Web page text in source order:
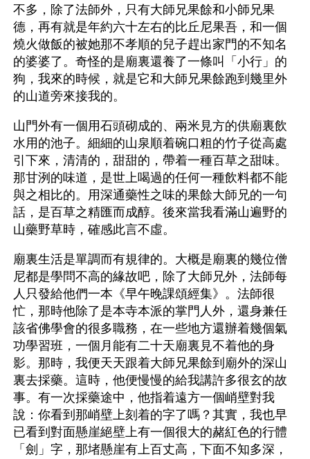
不多，除了法師外，只有大師兄果餘和小師兄果
德，再有就是年約六十左右的比丘尼果吾，和一個
燒火做飯的被她那不孝順的兒子趕出家門的不知名
的婆婆了。奇怪的是廟裏還養了一條叫「小行」的
狗，我來的時候，就是它和大師兄果餘跑到幾里外
的山道旁來接我的。
山門外有一個用石頭砌成的、兩米見方的供廟裏飲
水用的池子。細細的山泉順着碗口粗的竹子從高處
引下來，清清的，甜甜的，帶着一種百草之甜味。
那甘洌的味道，是世上喝過的任何一種飲料都不能
與之相比的。用深通藥性之味的果餘大師兄的一句
話，是百草之精匯而成醇。後來當我看滿山遍野的
山藥野草時，確感此言不虛。
廟裏生活是單調而有規律的。大概是廟裏的幾位僧
尼都是學問不高的緣故吧，除了大師兄外，法師每
人只發給他們一本《早午晚課頌經集》。法師很
忙，那時他除了是本寺本派的掌門人外，還身兼任
該省佛學會的很多職務，在一些地方還辦着幾個氣
功學習班，一個月能有二十天廟裏見不着他的身
影。那時，我便天天跟着大師兄果餘到廟外的深山
裏去採藥。這時，他便慢慢的給我講許多很玄的故
事。有一次採藥途中，他指着遠方一個峭壁對我
說：你看到那峭壁上刻着的字了嗎？其實，我也早
已看到對面懸崖絕壁上有一個很大的赭紅色的行體
「劍」字，那堵懸崖有上百丈高，下面不知多深，